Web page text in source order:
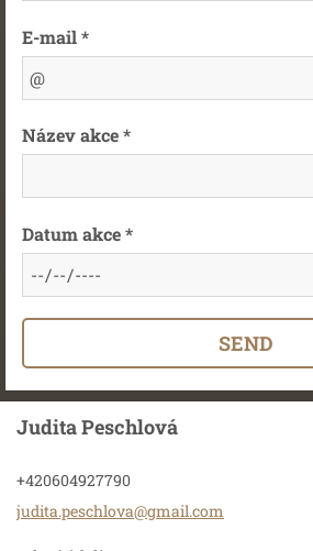
E-mail *
Název akce *
Datum akce *
Judita Peschlová
+420604927790
judita.peschlova@gmail.com